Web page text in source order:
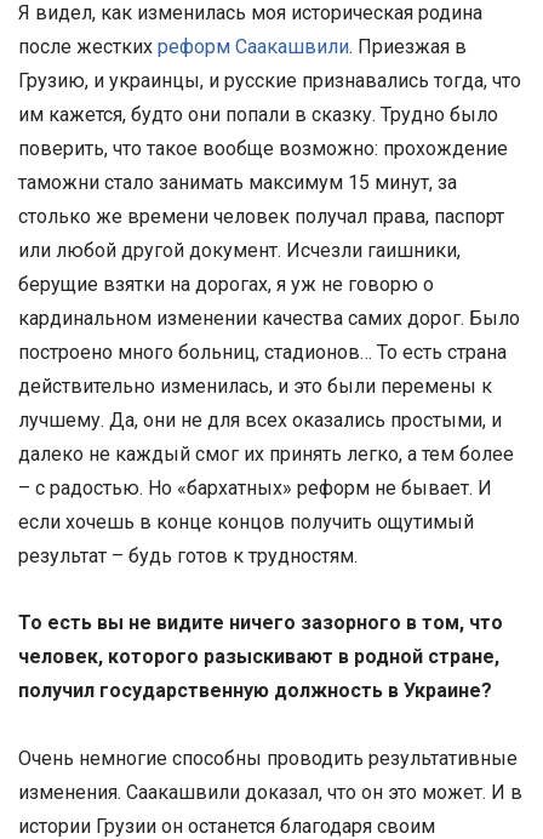
Я видел, как изменилась моя историческая родина
после жестких реформ Саакашвили. Приезжая в
Грузию, и украинцы, и русские признавались тогда, что
им кажется, будто они попали в сказку. Трудно было
поверить, что такое вообще возможно: прохождение
таможни стало занимать максимум 15 минут, за
столько же времени человек получал права, паспорт
или любой другой документ. Исчезли гаишники,
берущие взятки на дорогах, я уж не говорю о
кардинальном изменении качества самих дорог. Было
построено много больниц, стадионов… То есть страна
действительно изменилась, и это были перемены к
лучшему. Да, они не для всех оказались простыми, и
далеко не каждый смог их принять легко, а тем более
– с радостью. Но «бархатных» реформ не бывает. И
если хочешь в конце концов получить ощутимый
результат – будь готов к трудностям.
То есть вы не видите ничего зазорного в том, что
человек, которого разыскивают в родной стране,
получил государственную должность в Украине?
Очень немногие способны проводить результативные
изменения. Саакашвили доказал, что он это может. И в
истории Грузии он останется благодаря своим